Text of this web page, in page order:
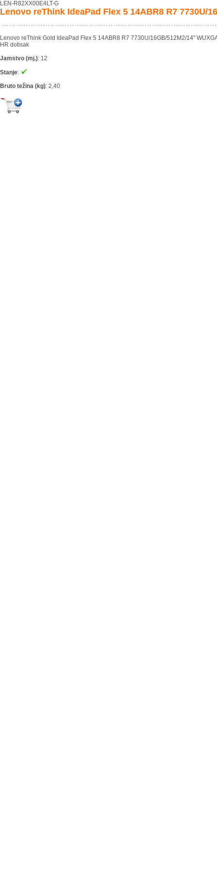
LEN-R82XX00E4LT-G
Lenovo reThink IdeaPad Flex 5 14ABR8 R7 7730U/
Lenovo reThink Gold IdeaPad Flex 5 14ABR8 R7 7730U/16GB/512M2/14"
HR dotisak
Jamstvo (mj.): 12
Stanje:
Bruto težina (kg): 2,40